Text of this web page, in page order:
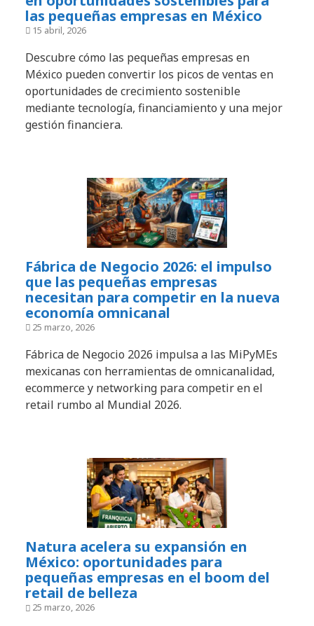
las pequeñas empresas en México
15 abril, 2026
Descubre cómo las pequeñas empresas en
México pueden convertir los picos de ventas en
oportunidades de crecimiento sostenible
mediante tecnología, financiamiento y una mejor
gestión financiera.
Fábrica de Negocio 2026: el impulso
que las pequeñas empresas
necesitan para competir en la nueva
economía omnicanal
25 marzo, 2026
Fábrica de Negocio 2026 impulsa a las MiPyMEs
mexicanas con herramientas de omnicanalidad,
ecommerce y networking para competir en el
retail rumbo al Mundial 2026.
Natura acelera su expansión en
México: oportunidades para
pequeñas empresas en el boom del
retail de belleza
25 marzo, 2026